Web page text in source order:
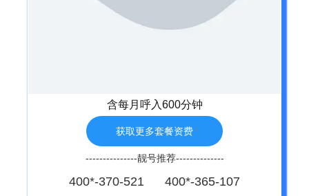
含每月呼入600分钟
获取更多套餐资费
---------------靓号推荐--------------
400*-370-521 400*-365-107